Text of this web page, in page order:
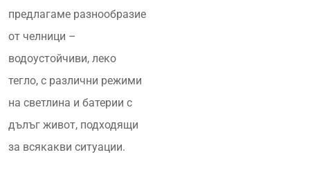
предлагаме разнообразие
от челници –
водоустойчиви, леко
тегло, с различни режими
на светлина и батерии с
дълъг живот, подходящи
за всякакви ситуации.